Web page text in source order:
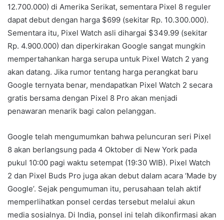
12.700.000) di Amerika Serikat, sementara Pixel 8 reguler
dapat debut dengan harga $699 (sekitar Rp. 10.300.000).
Sementara itu, Pixel Watch asli dihargai $349.99 (sekitar
Rp. 4.900.000) dan diperkirakan Google sangat mungkin
mempertahankan harga serupa untuk Pixel Watch 2 yang
akan datang. Jika rumor tentang harga perangkat baru
Google ternyata benar, mendapatkan Pixel Watch 2 secara
gratis bersama dengan Pixel 8 Pro akan menjadi
penawaran menarik bagi calon pelanggan.
Google telah mengumumkan bahwa peluncuran seri Pixel
8 akan berlangsung pada 4 Oktober di New York pada
pukul 10:00 pagi waktu setempat (19:30 WIB). Pixel Watch
2 dan Pixel Buds Pro juga akan debut dalam acara ‘Made by
Google’. Sejak pengumuman itu, perusahaan telah aktif
memperlihatkan ponsel cerdas tersebut melalui akun
media sosialnya. Di India, ponsel ini telah dikonfirmasi akan